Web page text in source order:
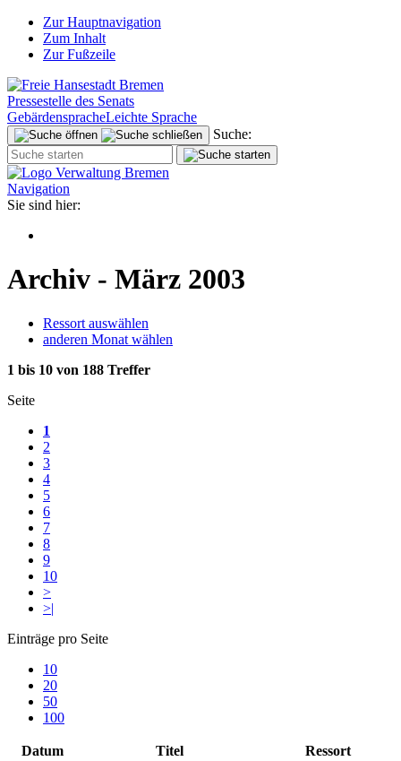
Zur Hauptnavigation
Zum Inhalt
Zur Fußzeile
Pressestelle des Senats
GebärdenspracheLeichte Sprache
Suche:
Navigation
Sie sind hier:
Archiv - März 2003
Ressort auswählen
anderen Monat wählen
1 bis 10 von 188 Treffer
Seite
1
2
3
4
5
6
7
8
9
10
>
>|
Einträge pro Seite
10
20
50
100
Datum Titel Ressort